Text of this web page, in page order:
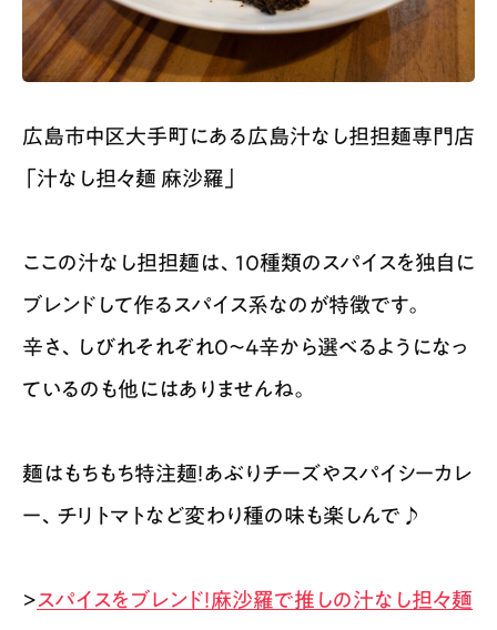
広島市中区大手町にある広島汁なし担担麺専門店
「汁なし担々麺 麻沙羅」
ここの汁なし担担麺は、10種類のスパイスを独自に
ブレンドして作るスパイス系なのが特徴です。
辛さ、しびれそれぞれ0〜4辛から選べるようになっ
ているのも他にはありませんね。
麺はもちもち特注麺！あぶりチーズやスパイシーカレ
ー、チリトマトなど変わり種の味も楽しんで♪
>スパイスをブレンド！麻沙羅で推しの汁なし担々麺